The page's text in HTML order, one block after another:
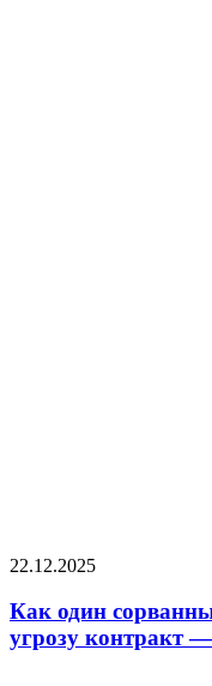
22.12.2025
Как один
угрозу контракт